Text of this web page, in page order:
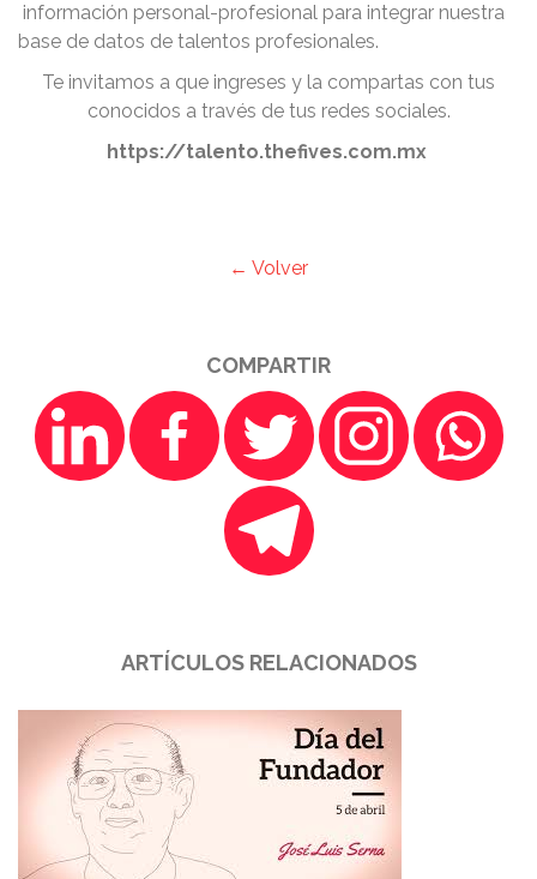
información personal-profesional para integrar nuestra
base de datos de talentos profesionales.
Te invitamos a que ingreses y la compartas con tus
conocidos a través de tus redes sociales.
https://talento.thefives.com.mx
← Volver
COMPARTIR
ARTÍCULOS RELACIONADOS